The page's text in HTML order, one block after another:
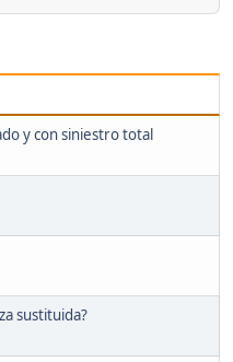
y con siniestro total
sustituida?